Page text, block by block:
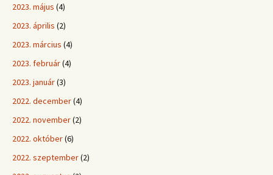
2023. május (4)
2023. április (2)
2023. március (4)
2023. február(4)
2023. január(3)
2022. december(4)
2022. november(2)
2022. október(6)
2022. szeptember(2)